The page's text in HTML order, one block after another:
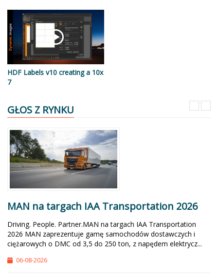
HDF Labels v10 creating a 10x
7
GŁOS Z RYNKU
MAN na targach IAA Transportation 2026
Driving. People. Partner.MAN na targach IAA Transportation
2026 MAN zaprezentuje gamę samochodów dostawczych i
ciężarowych o DMC od 3,5 do 250 ton, z napędem elektrycz...
06-08-2026